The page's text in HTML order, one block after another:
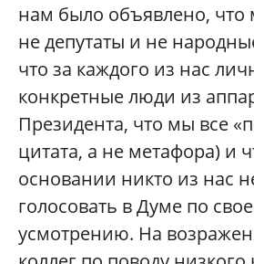
нам было объявлено, что
не депутаты и не
что за каждого из нас
конкретные люди из
Президента, что мы все
цитата, а не метафора) и
основании никто из нас
голосовать в Думе по
усмотрению. На